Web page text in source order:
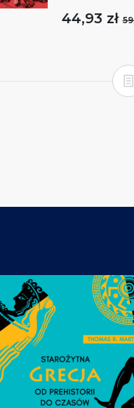
44,93 zł